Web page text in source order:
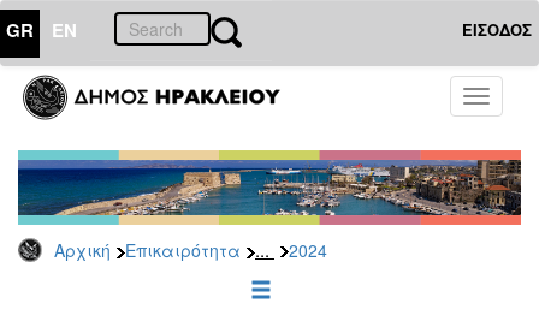
GR EN ΕΙΣΟΔΟΣ
Toggle
Αρχική Επικαιρότητα ... 2024
ΕΠΙΚΑΙΡΟΤΗΤΑ
Τύπου
Αρχείο
2026
2025